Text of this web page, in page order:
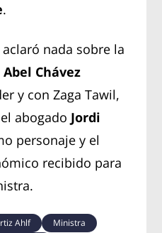
.
nada sobre la
Abel Chávez
y con Zaga Tawil,
abogado Jordi
personaje y el
recibido para
Ahlf Ministra